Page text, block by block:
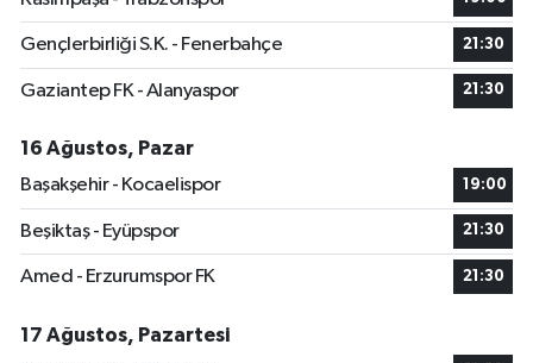
Gençlerbirliği S.K. - Fenerbahçe 21:30
Gaziantep FK - Alanyaspor 21:30
16 Ağustos, Pazar
Başakşehir - Kocaelispor
19:00
Beşiktaş - Eyüpspor 21:30
Amed - Erzurumspor FK 21:30
17 Ağustos, Pazartesi